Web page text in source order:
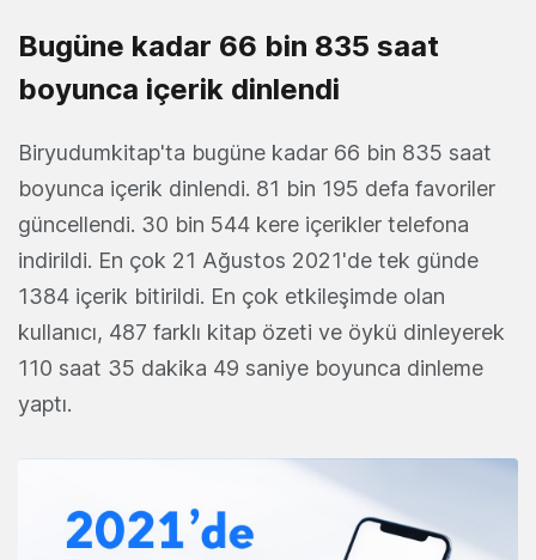
Bugüne kadar 66 bin 835 saat
boyunca içerik dinlendi
Biryudumkitap'ta bugüne kadar 66 bin 835 saat
boyunca içerik dinlendi. 81 bin 195 defa favoriler
güncellendi. 30 bin 544 kere içerikler telefona
indirildi. En çok 21 Ağustos 2021'de tek günde
1384 içerik bitirildi. En çok etkileşimde olan
kullanıcı, 487 farklı kitap özeti ve öykü dinleyerek
110 saat 35 dakika 49 saniye boyunca dinleme
yaptı.